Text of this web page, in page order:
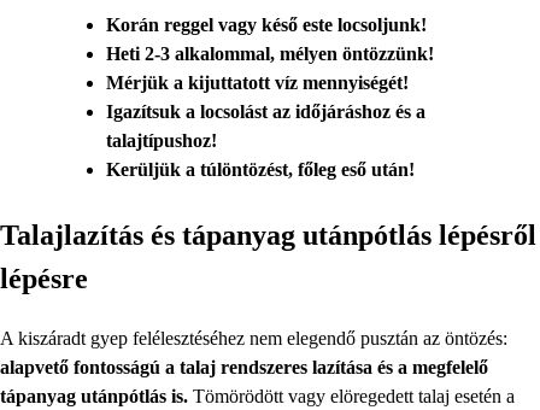
Korán reggel vagy késő este locsoljunk!
Heti 2-3 alkalommal, mélyen öntözzünk!
Mérjük a kijuttatott víz mennyiségét!
Igazítsuk a locsolást az időjáráshoz és a
talajtípushoz!
Kerüljük a túlöntözést, főleg eső után!
Talajlazítás és tápanyag utánpótlás lépésről
lépésre
A kiszáradt gyep felélesztéséhez nem elegendő pusztán az öntözés:
alapvető fontosságú a talaj rendszeres lazítása és a megfelelő
tápanyag utánpótlás is. Tömörödött vagy elöregedett talaj esetén a